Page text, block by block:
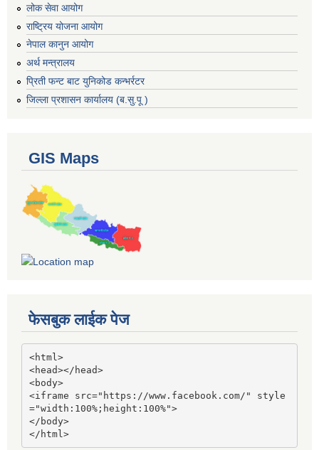
लोक सेवा आयोग
राष्ट्रिय योजना आयोग
नेपाल कानुन आयोग
अर्थ मन्त्रालय
प्रिती फन्ट बाट युनिकोड कन्भर्रटर
जिल्ला प्रशासन कार्यालय (ब.सु.पू )
GIS Maps
फेसबुक लाईक पेज
<html>
<head></head>
<body>
<iframe src="https://www.facebook.com/" style
="width:100%;height:100%">
</body>
</html>